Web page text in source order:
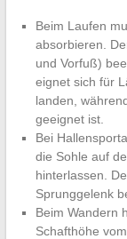
Beim Laufen
absorbieren.
und Vorfuß)
eignet sich für
landen,
geeignet ist.
Bei
die Sohle auf
hinterlassen.
Sprunggelenk
Beim Wandern
Schafthöhe